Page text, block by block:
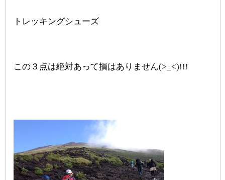
トレッキングシューズ
この３点は絶対あって損はありません(>_<)!!!